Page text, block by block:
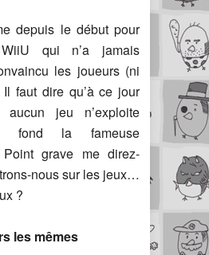
depuis le début pour
qui n’a jamais
les joueurs (ni
faut dire qu’à ce jour
aucun jeu n’exploite
fond la fameuse
Point grave me direz-
nous sur les jeux…
?
les mêmes